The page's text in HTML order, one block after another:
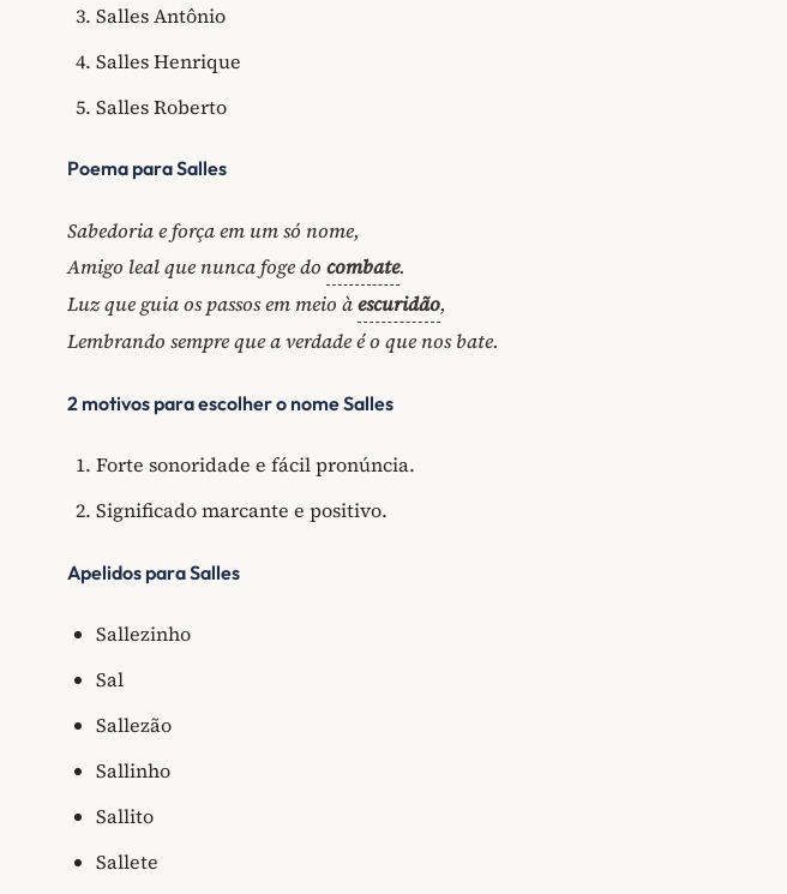
Salles Antônio
Salles Henrique
Salles Roberto
Poema para Salles
Sabedoria e força em um só nome,
Amigo leal que nunca foge do combate.
Luz que guia os passos em meio àescuridão,
Lembrando sempre que a verdade é o que nos bate.
2 motivos para escolher o nome Salles
Forte sonoridade e fácil pronúncia.
Significado marcante e positivo.
Apelidos para Salles
Sallezinho
Sal
Sallezão
Sallinho
Sallito
Sallete